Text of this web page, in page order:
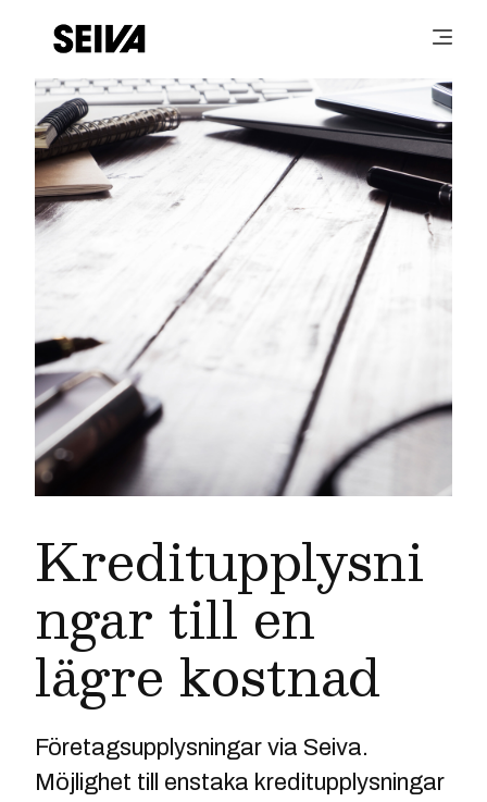
Kreditupplysni
ngar till en
lägre kostnad
Företagsupplysningar via Seiva.
Möjlighet till enstaka kreditupplysningar